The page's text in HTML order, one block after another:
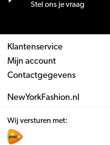
Stel ons je vraag
Klantenservice
Mijn account
Contactgegevens
NewYorkFashion.nl
Wij versturen met: